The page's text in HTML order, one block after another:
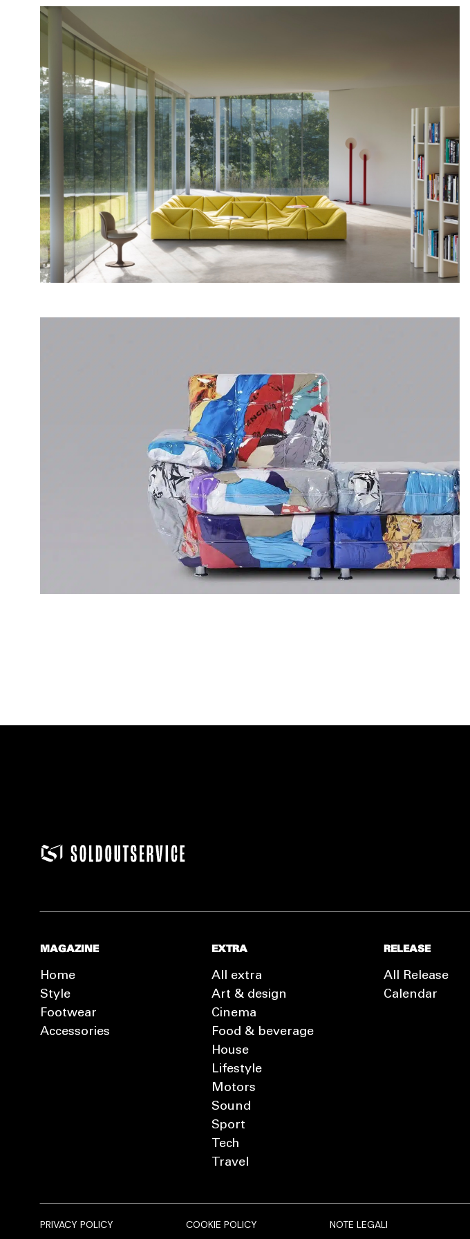
MAGAZINE
Home
Style
Footwear
Accessories
EXTRA
All extra
Art & design
Cinema
Food & beverage
House
Lifestyle
Motors
Sound
Sport
Tech
Travel
RELEASE
All Release
Calendar
PRIVACY POLICY COOKIE POLICY NOTE LEGALI